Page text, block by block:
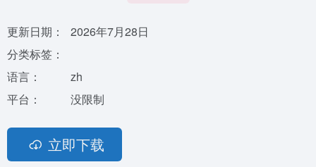
更新日期：
2026年7月28日
分类标签：
语言：
zh
平台：
没限制
立即下载